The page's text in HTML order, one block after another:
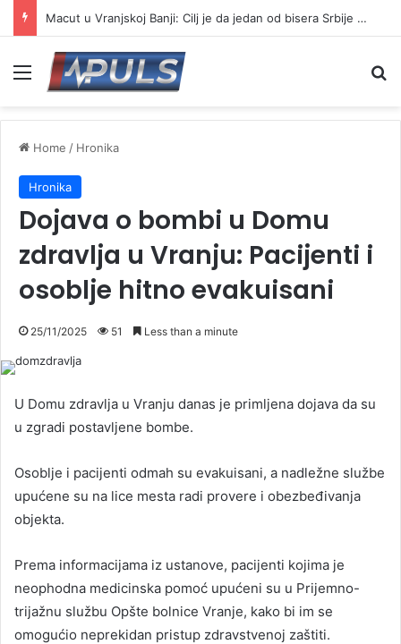
Macut u Vranjskoj Banji: Cilj je da jedan od bisera Srbije postane još jači centar banjskog turizma
Menu
Home / Hronika
Hronika
Dojava o bombi u Domu
zdravlja u Vranju: Pacijenti i
osoblje hitno evakuisani
25/11/2025 51 Less than a minute
U Domu zdravlja u Vranju danas je primljena dojava da su
u zgradi postavljene bombe.
Osoblje i pacijenti odmah su evakuisani, a nadležne službe
upućene su na lice mesta radi provere i obezbeđivanja
objekta.
Prema informacijama iz ustanove, pacijenti kojima je
neophodna medicinska pomoć upućeni su u Prijemno-
trijažnu službu Opšte bolnice Vranje, kako bi im se
omogućio neprekidan pristup zdravstvenoj zaštiti.